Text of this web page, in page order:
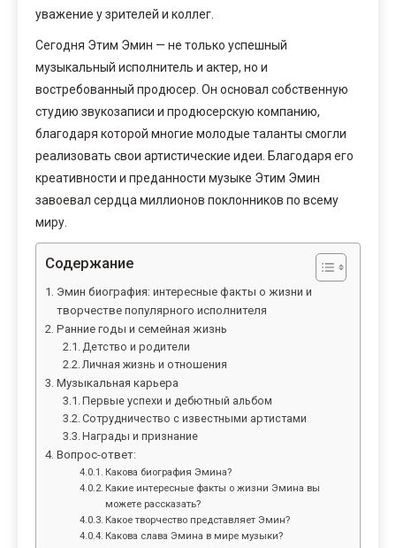
уважение у зрителей и коллег.
Сегодня Этим Эмин — не только успешный
музыкальный исполнитель и актер, но и
востребованный продюсер. Он основал собственную
студию звукозаписи и продюсерскую компанию,
благодаря которой многие молодые таланты смогли
реализовать свои артистические идеи. Благодаря его
креативности и преданности музыке Этим Эмин
завоевал сердца миллионов поклонников по всему
миру.
Содержание
Эмин биография: интересные факты о жизни и
творчестве популярного исполнителя
Ранние годы и семейная жизнь
Детство и родители
Личная жизнь и отношения
Музыкальная карьера
Первые успехи и дебютный альбом
Сотрудничество с известными артистами
Награды и признание
Вопрос-ответ:
Какова биография Эмина?
Какие интересные факты о жизни Эмина вы
можете рассказать?
Какое творчество представляет Эмин?
Какова слава Эмина в мире музыки?